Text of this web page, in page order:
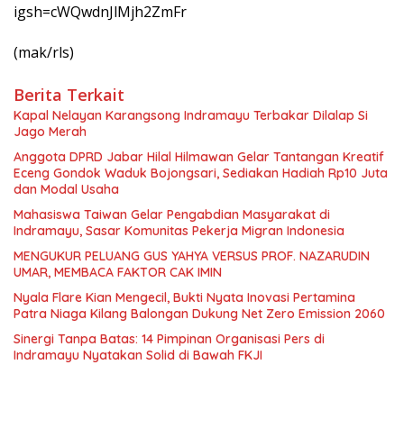
igsh=cWQwdnJlMjh2ZmFr
(mak/rls)
Berita Terkait
Kapal Nelayan Karangsong Indramayu Terbakar Dilalap Si
Jago Merah
Anggota DPRD Jabar Hilal Hilmawan Gelar Tantangan Kreatif
Eceng Gondok Waduk Bojongsari, Sediakan Hadiah Rp10 Juta
dan Modal Usaha
Mahasiswa Taiwan Gelar Pengabdian Masyarakat di
Indramayu, Sasar Komunitas Pekerja Migran Indonesia
MENGUKUR PELUANG GUS YAHYA VERSUS PROF. NAZARUDIN
UMAR, MEMBACA FAKTOR CAK IMIN
Nyala Flare Kian Mengecil, Bukti Nyata Inovasi Pertamina
Patra Niaga Kilang Balongan Dukung Net Zero Emission 2060
Sinergi Tanpa Batas: 14 Pimpinan Organisasi Pers di
Indramayu Nyatakan Solid di Bawah FKJI